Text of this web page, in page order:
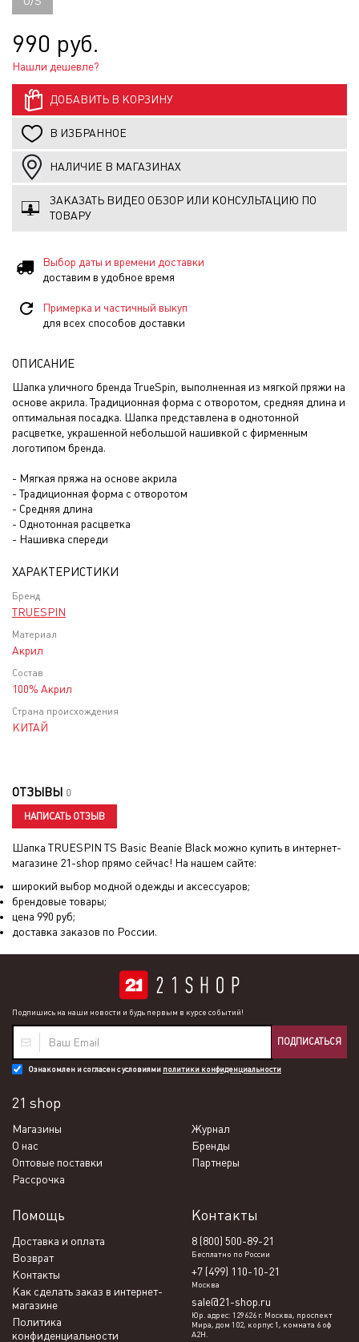
990 руб.
Нашли дешевле?
ДОБАВИТЬ В КОРЗИНУ
В ИЗБРАННОЕ
НАЛИЧИЕ В МАГАЗИНАХ
ЗАКАЗАТЬ ВИДЕО ОБЗОР ИЛИ КОНСУЛЬТАЦИЮ ПО
ТОВАРУ
Выбор даты и времени доставки
доставим в удобное время
Примерка и частичный выкуп
для всех способов доставки
ОПИСАНИЕ
Шапка уличного бренда TrueSpin, выполненная из мягкой пряжи на
основе акрила. Традиционная форма с отворотом, средняя длина и
оптимальная посадка. Шапка представлена в однотонной
расцветке, украшенной небольшой нашивкой с фирменным
логотипом бренда.
- Мягкая пряжа на основе акрила
- Традиционная форма с отворотом
- Средняя длина
- Однотонная расцветка
- Нашивка спереди
ХАРАКТЕРИСТИКИ
Бренд
TRUESPIN
Материал
Акрил
Состав
100% Акрил
Страна происхождения
КИТАЙ
ОТЗЫВЫ 0
НАПИСАТЬ ОТЗЫВ
Шапка TRUESPIN TS Basic Beanie Black можно купить в интернет-
магазине 21-shop прямо сейчас! На нашем сайте:
широкий выбор модной одежды и аксессуаров;
брендовые товары;
цена 990 руб;
доставка заказов по России.
Подпишись на наши новости и будь первым в курсе событий!
ПОДПИСАТЬСЯ
Ознакомлен и согласен с условиями политики конфиденциальности
21 shop
Магазины
Журнал
О нас
Бренды
Оптовые поставки
Партнеры
Рассрочка
Помощь
Доставка и оплата
Возврат
Контакты
Как сделать заказ в интернет-
магазине
Политика
конфиденциальности
Контакты
8 (800) 500-89-21
Бесплатно по России
+7 (499) 110-10-21
Москва
sale@21-shop.ru
Юр. адрес: 129626 г. Москва, проспект
Мира, дом 102, корпус 1, комната 6 оф
А2Н.